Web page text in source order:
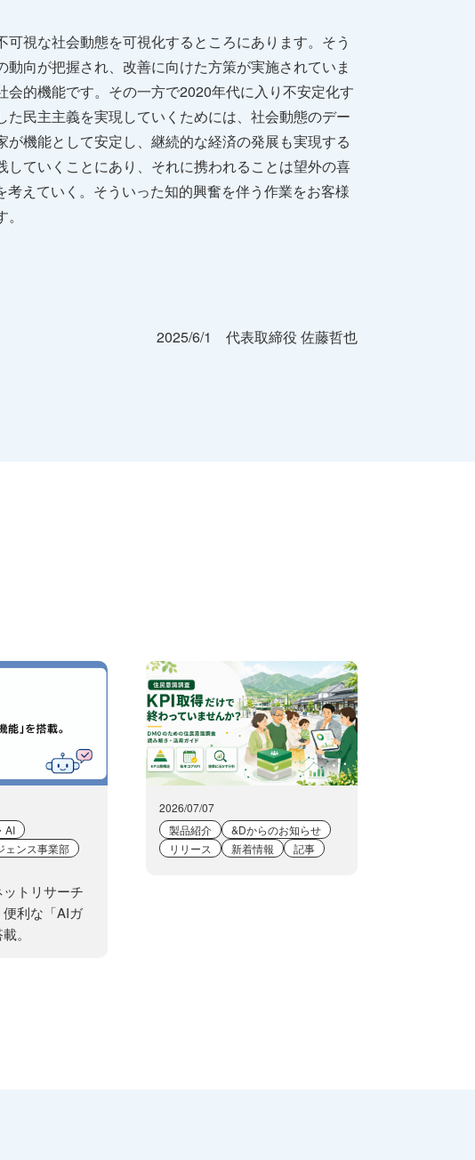
視な社会動態を可視化するところにあります。そう
向が把握され、改善に向けた方策が実施されていま
的機能です。その一方で2020年代に入り不安定化す
民主主義を実現していくためには、社会動態のデー
機能として安定し、継続的な経済の発展も実現する
ていくことにあり、それに携われることは望外の喜
えていく。そういった知的興奮を伴う作業をお客様
2025/6/1 代表取締役 佐藤哲也
AI
ェンス事業部
トリサーチ
便利な「AIガ
。
2026/07/07
製品紹介
&Dからのお知らせ
リリース
新着情報 記事